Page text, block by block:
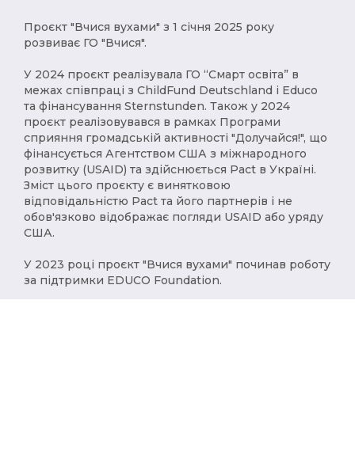
Проєкт "Вчися вухами" з 1 січня 2025 року
розвиває ГО "Вчися".
У 2024 проєкт реалізувала ГО “Смарт освіта” в
межах співпраці з ChildFund Deutschland і Educo
та фінансування Sternstunden. Також у 2024
проєкт реалізовувався в рамках Програми
сприяння громадській активності "Долучайся!", що
фінансується Агентством США з міжнародного
розвитку (USAID) та здійснюється Pact в Україні.
Зміст цього проєкту є винятковою
відповідальністю Pact та його партнерів і не
обов'язково відображає погляди USAID або уряду
США.
У 2023 році проєкт "Вчися вухами" починав роботу
за підтримки EDUCO Foundation.